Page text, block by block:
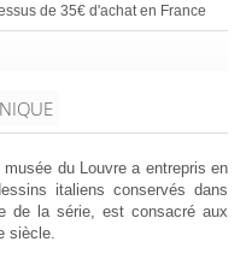
de 35€ d'achat en France
du Louvre a entrepris en
italiens conservés dans
de la série, est consacré aux
siècle.